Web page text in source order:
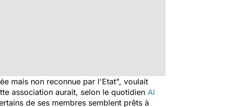
mais non reconnue par l'Etat", voulait
association aurait, selon le quotidien Al
de ses membres semblent prêts à